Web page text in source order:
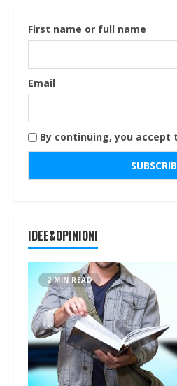
First name or full name
Email
By continuing, you accept
IDEE&OPINIONI
2 MIN READ